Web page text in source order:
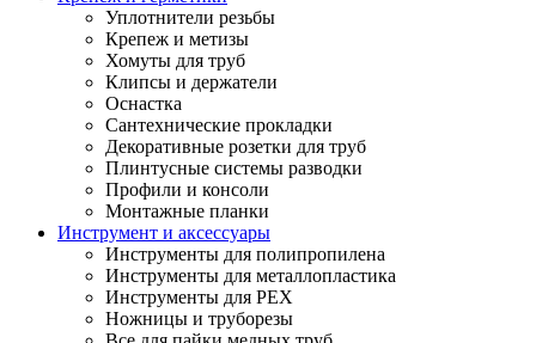
Уплотнители резьбы
Крепеж и метизы
Хомуты для труб
Клипсы и держатели
Оснастка
Сантехнические прокладки
Декоративные розетки для труб
Плинтусные системы разводки
Профили и консоли
Монтажные планки
Инструмент и аксессуары
Инструменты для полипропилена
Инструменты для металлопластика
Инструменты для PEX
Ножницы и труборезы